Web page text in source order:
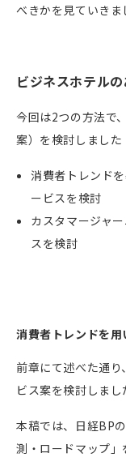
べきかを見ていきま
ビジネスホテル
今回は2つの方法で
案）を検討しました
消費者トレンド
ービスを検討
カスタマージャ
スを検討
消費者トレンドを
前章にて述べた通
ビス案を検討しまし
本稿では、日経BP
測・ロードマップ」